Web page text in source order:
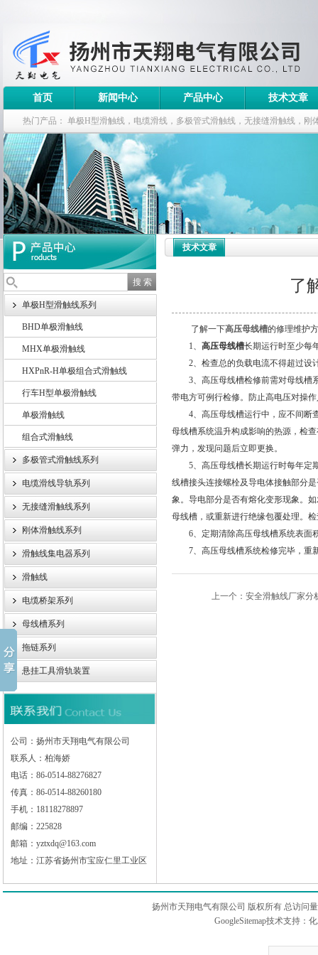
扬州市天翔电气有限公司
首页 新闻中心 产品中心 技术文章
热门产品： 单极H型滑触线，电缆滑线，多极管式滑触线，无接缝滑触线，刚
钢电缆滑车
单极H型滑触线系列
BHD单极滑触线
MHX单极滑触线
HXPnR-H单极组合式滑触线
行车H型单极滑触线
单极滑触线
组合式滑触线
多极管式滑触线系列
电缆滑线导轨系列
无接缝滑触线系列
刚体滑触线系列
滑触线集电器系列
滑触线
电缆桥架系列
母线槽系列
拖链系列
悬挂工具滑轨装置
公司：扬州市天翔电气有限公司
联系人：柏海娇
电话：86-0514-88276827
传真：86-0514-88260180
手机：18118278897
邮编：225828
邮箱：yztxdq@163.com
地址：江苏省扬州市宝应仁里工业区
技术文章
了
了解一下高压母线槽的修理维护
1、 高压母线槽长期运行时至少每
2、检查总的负载电流不得超过设
3、高压母线槽检修前需对母线槽系
带电方可例行检修。防止高电压对操
4、高压母线槽运行中，应不间断查
母线槽系统温升构成影响的热源，检
弹力，发现问题后立即更换。
5、高压母线槽长期运行时每年定期
线槽接头连接螺栓及导电体接触部分
象。导电部分是否有熔化变形现象。
母线槽，或重新进行绝缘包覆处理。
6、定期清除高压母线槽系统表面
7、高压母线槽系统检修完毕，重
上一个： 安全滑触线厂家分
扬州市天翔电气有限公司 版权所有 总访问
GoogleSitemap技术支持：